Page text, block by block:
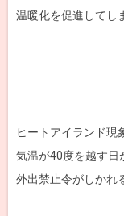
温暖化を促進してし
ヒートアイランド現
気温が40度を越す日
外出禁止令がしかれ